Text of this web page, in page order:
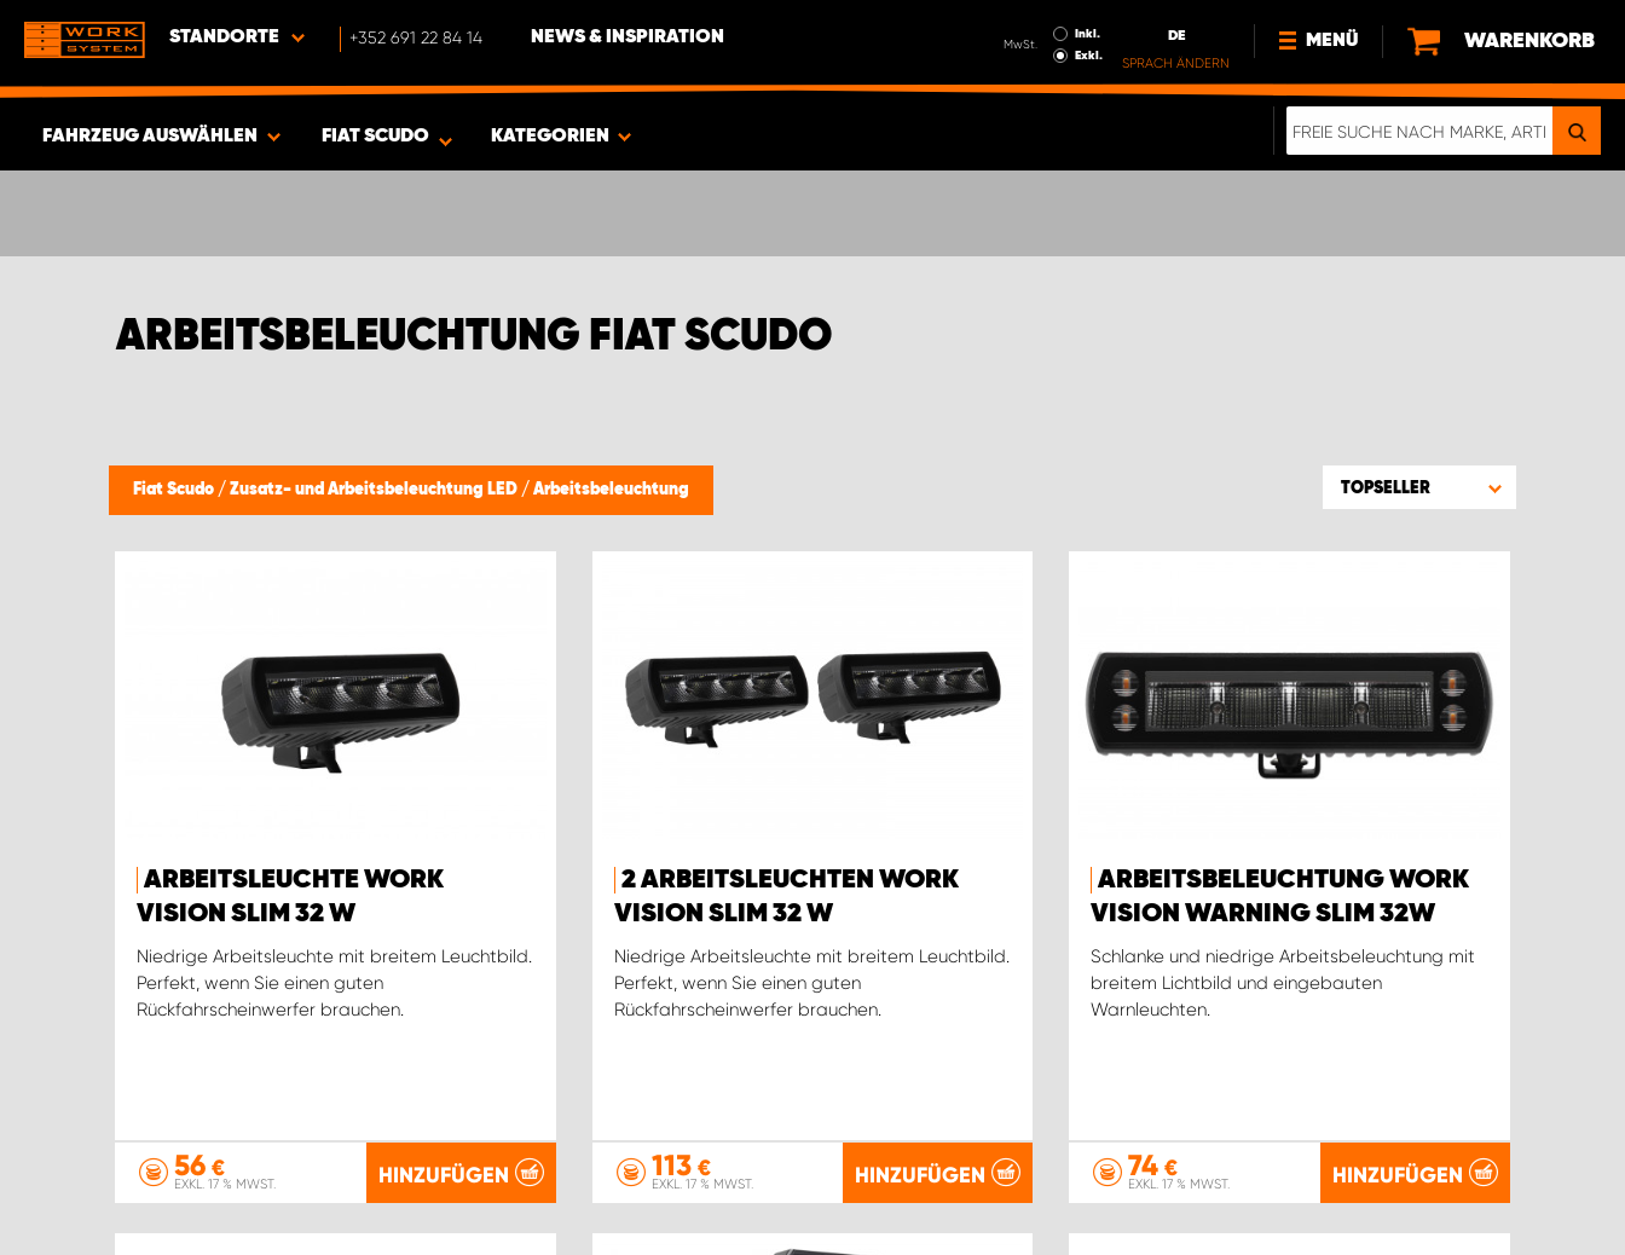
STANDORTE +352 691 22 84 14 NEWS & INSPIRATION MwSt.
Inkl.
Exkl.
DE
SPRACH ÄNDERN
MENÜ
NEWS
WARENKORB
FAHRZEUG AUSWÄHLEN FIAT SCUDO KATEGORIEN
ARBEITSBELEUCHTUNG FIAT SCUDO
Fiat Scudo / Zusatz- und Arbeitsbeleuchtung LED / Arbeitsbeleuchtung TOPSELLER
ARBEITSLEUCHTE WORK
VISION SLIM 32 W
Niedrige Arbeitsleuchte mit breitem Leuchtbild.
Perfekt, wenn Sie einen guten
Rückfahrscheinwerfer brauchen.
56 €
EXKL. 17 % MWST. HINZUFÜGEN
2 ARBEITSLEUCHTEN WORK
VISION SLIM 32 W
Niedrige Arbeitsleuchte mit breitem Leuchtbild.
Perfekt, wenn Sie einen guten
Rückfahrscheinwerfer brauchen.
113€
EXKL. 17 % MWST. HINZUFÜGEN
ARBEITSBELEUCHTUNG WORK
VISION WARNING SLIM 32W
Schlanke und niedrige Arbeitsbeleuchtung mit
breitem Lichtbild und eingebauten
Warnleuchten.
74 €
EXKL. 17 % MWST. HINZUFÜGEN